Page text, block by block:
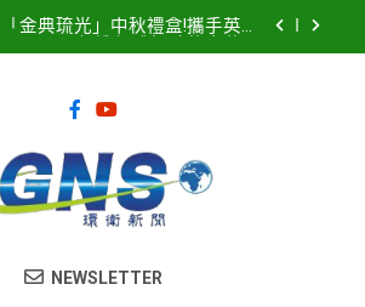
金典琉光」中秋禮盒!攜手英國
聯打造臺中海線地方創生新品牌
勢公布 點燃台中海線夏日熱潮
慧LED路燈 優化節能成效暨強化
環衛新聞
NEWSLETTER